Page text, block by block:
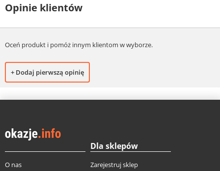
Opinie klientów
Oceń produkt i pomóż innym klientom w wyborze.
+ Dodaj pierwszą opinię
O nas
Dla sklepów
Zarejestruj sklep